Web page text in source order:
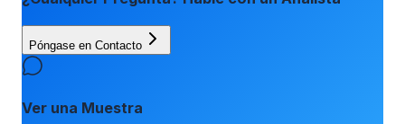
Póngase en Contacto
Ver una Muestra